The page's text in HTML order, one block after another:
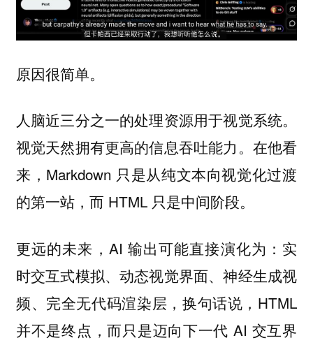
原因很简单。
人脑近三分之一的处理资源用于视觉系统。
视觉天然拥有更高的信息吞吐能力。在他看
来，Markdown 只是从纯文本向视觉化过渡
的第一站，而 HTML 只是中间阶段。
更远的未来，AI 输出可能直接演化为：实
时交互式模拟、动态视觉界面、神经生成视
频、完全无代码渲染层，换句话说，HTML
并不是终点，而只是迈向下一代 AI 交互界